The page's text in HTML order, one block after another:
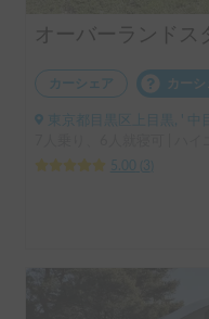
カーシェア カー
東京都目黒区上目黒, ' 中
5.00
3